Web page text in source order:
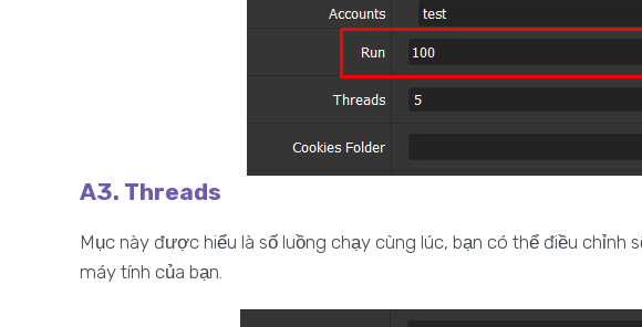
A3. Threads
Mục này được hiểu là số luồng chạy cùng lúc, bạn có thể điều chỉnh
máy tính của bạn.